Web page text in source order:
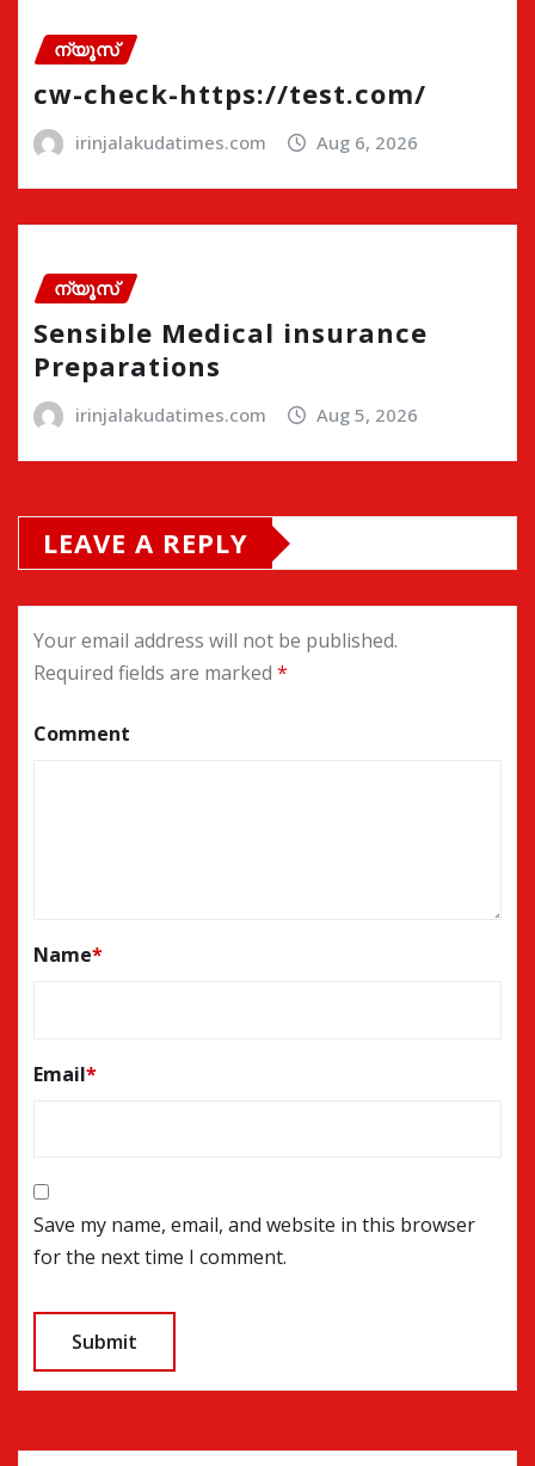
ന്യൂസ്
cw-check-https://test.com/
irinjalakudatimes.com Aug 6, 2026
ന്യൂസ്
Sensible Medical insurance
Preparations
irinjalakudatimes.com Aug 5, 2026
LEAVE A REPLY
Your email address will not be published.
Required fields are marked *
Comment
Name*
Email*
Save my name, email, and website in this browser
for the next time I comment.